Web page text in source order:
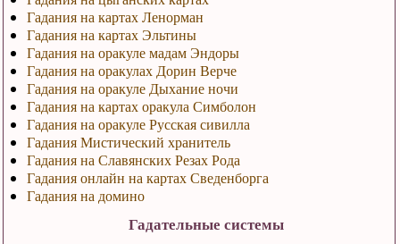
Гадания на картах Ленорман
Гадания на картах Эльтины
Гадания на оракуле мадам Эндоры
Гадания на оракулах Дорин Верче
Гадания на оракуле Дыхание ночи
Гадания на картах оракула Симболон
Гадания на оракуле Русская сивилла
Гадания Мистический хранитель
Гадания на Славянских Резах Рода
Гадания онлайн на картах Сведенборга
Гадания на домино
Гадательные системы